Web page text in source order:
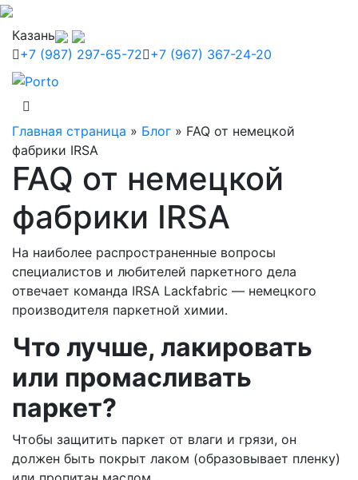
Казань
+7 (987) 297-65-72 +7 (967) 367-24-20
Главная страница » Блог » FAQ от немецкой
фабрики IRSA
FAQ от немецкой
фабрики IRSA
На наиболее распространенные вопросы
специалистов и любителей паркетного дела
отвечает команда IRSA Lackfabric — немецкого
производителя паркетной химии.
Что лучше, лакировать
или промасливать
паркет?
Чтобы защитить паркет от влаги и грязи, он
должен быть покрыт лаком (образовывает пленку)